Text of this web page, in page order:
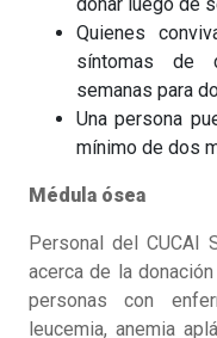
Quienes
síntomas de
semanas para
Una persona
mínimo de dos
Médula ósea
Personal del CUCAI
acerca de la
personas con
leucemia, anemia